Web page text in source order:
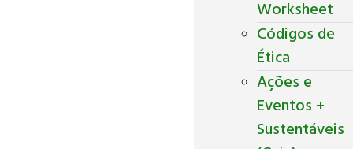
Worksheet
Códigos de
Ética
Ações e
Eventos +
Sustentáveis